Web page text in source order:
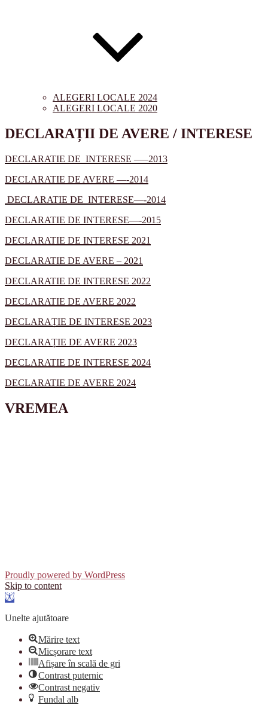
ALEGERI LOCALE 2024
ALEGERI LOCALE 2020
DECLARAȚII DE AVERE / INTERESE
DECLARATIE DE INTERESE —–2013
DECLARATIE DE AVERE —-2014
DECLARATIE DE INTERESE—-2014
DECLARATIE DE INTERESE—-2015
DECLARATIE DE INTERESE 2021
DECLARATIE DE AVERE – 2021
DECLARATIE DE INTERESE 2022
DECLARATIE DE AVERE 2022
DECLARAȚIE DE INTERESE 2023
DECLARAȚIE DE AVERE 2023
DECLARATIE DE INTERESE 2024
DECLARATIE DE AVERE 2024
VREMEA
Proudly powered by WordPress
Skip to content
Open
Unelte ajutătoare
Mărire text
Micșorare text
Afișare în scală de gri
Contrast puternic
Contrast negativ
Fundal alb